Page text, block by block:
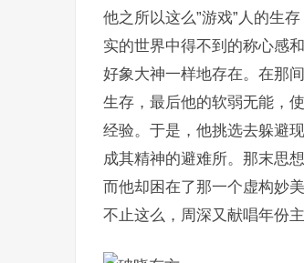
他之所以这么”游戏”人的生
实的世界中得不到的称心感
好象大神一样地存在。在那
生存，最后他的软弱无能，
经验。于是，他挑选去躲避
成其精神的避难所。那末思
而他却困在了那一个虚构妙
不止这么，周深又献唱年份